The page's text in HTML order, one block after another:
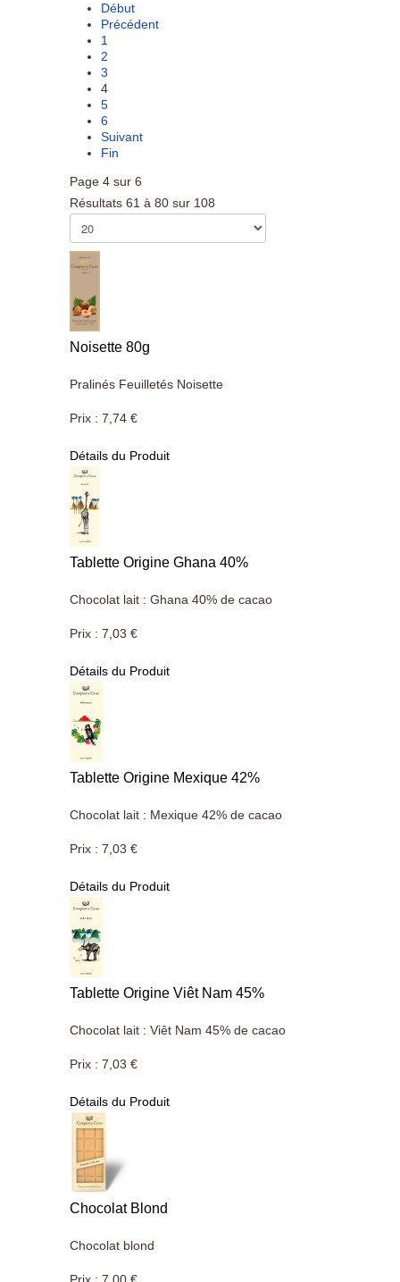
Début
Précédent
1
2
3
4
5
6
Suivant
Fin
Page 4 sur 6
Résultats 61 à 80 sur 108
Noisette 80g
Pralinés Feuilletés Noisette
Prix : 7,74 €
Détails du Produit
Tablette Origine Ghana 40%
Chocolat lait : Ghana 40% de cacao
Prix : 7,03 €
Détails du Produit
Tablette Origine Mexique 42%
Chocolat lait : Mexique 42% de cacao
Prix : 7,03 €
Détails du Produit
Tablette Origine Viêt Nam 45%
Chocolat lait : Viêt Nam 45% de cacao
Prix : 7,03 €
Détails du Produit
Chocolat Blond
Chocolat blond